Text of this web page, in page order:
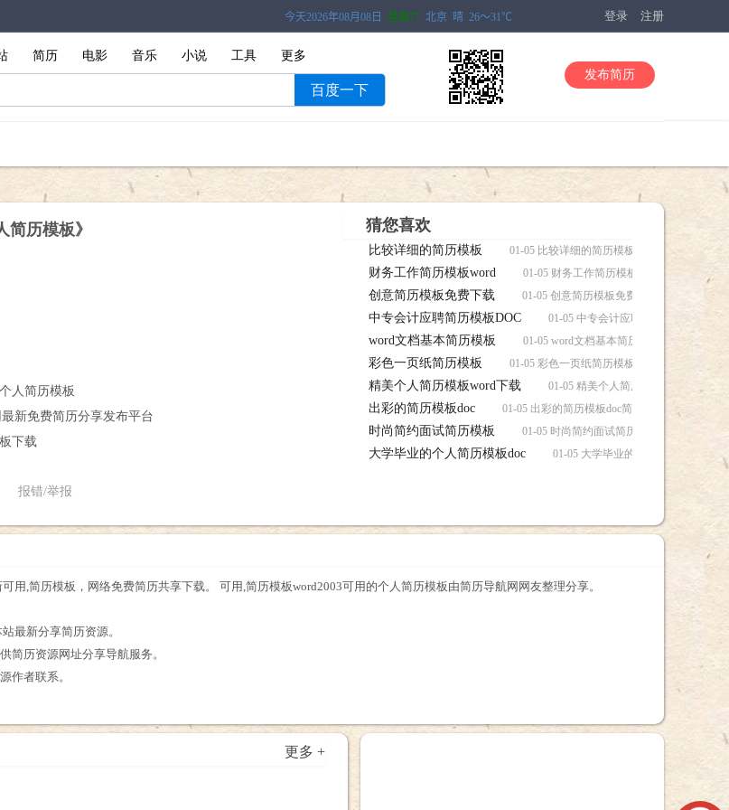
登录 注册
简历 电影 音乐 小说 工具 更多
百度一下
发布简历
简历模板》
人简历模板
新免费简历分享发布平台
下载
报错/举报
猜您喜欢
比较详细的简历模板 01-05 比较详细的简历模板简历，比较详细的
财务工作简历模板word 01-05 财务工作简历模板word简历，财务
创意简历模板免费下载 01-05 创意简历模板免费下载简历，创意
中专会计应聘简历模板DOC 01-05 中专会计应聘简历模板DOC简
word文档基本简历模板 01-05 word文档基本简历模板简历，word
彩色一页纸简历模板 01-05 彩色一页纸简历模板简历，彩色一页纸
精美个人简历模板word下载 01-05 精美个人简历模板word下载简
出彩的简历模板doc 01-05 出彩的简历模板doc简历，出彩的简历模
时尚简约面试简历模板 01-05 时尚简约面试简历模板简历，时尚
大学毕业的个人简历模板doc 01-05 大学毕业的个人简历模板doc
用,简历模板，网络免费简历共享下载。 可用,简历模板word2003可用的个人简历模板由简历导航网网友整理分享。
最新分享简历资源。
简历资源网址分享导航服务。
作者联系。
更多 +